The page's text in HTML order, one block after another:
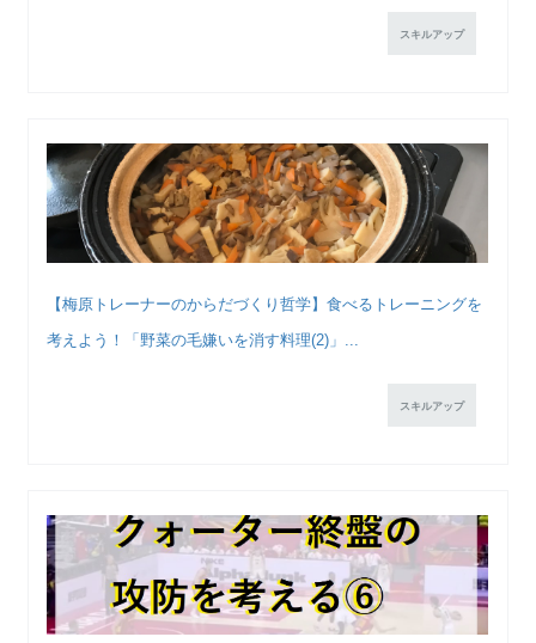
スキルアップ
【梅原トレーナーのからだづくり哲学】食べるトレーニングを
考えよう！「野菜の毛嫌いを消す料理(2)」...
スキルアップ